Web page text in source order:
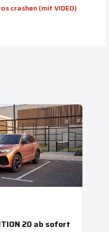
crashen (mit VIDEO)
20 ab sofort